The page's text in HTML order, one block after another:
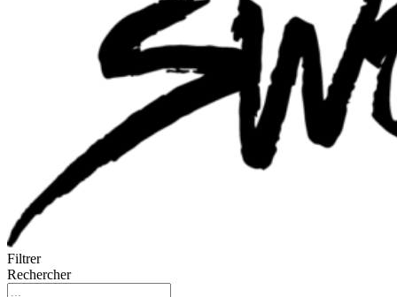
Filtrer
Rechercher